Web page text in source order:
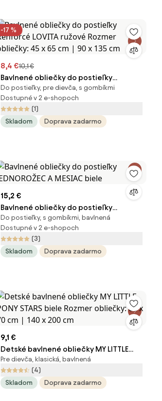
-17 %
8,4 €10,1 €
Bavlnené obliečky do postieľky
Renforcé LOVITA ružové Rozmer
obliečky: 45 x 65 cm | 90 x 135 cm
Do postieľky, pre dievča, s gombíkmi
Dostupné v 2 e-shopoch
(1)
Skladom
Doprava zadarmo
15,2 €
Bavlnené obliečky do postieľky
JEDNOROŽEC A MESIAC biele
Do postieľky, s gombíkmi, bavlnená
Dostupné v 2 e-shopoch
(3)
Skladom
Doprava zadarmo
9,1 €
Detské bavlnené obliečky MY LITTLE
PONY STARS biele Rozmer obliečky: 60
x 70 cm | 140 x 200 cm
Pre dievča, klasická, bavlnená
(4)
Skladom
Doprava zadarmo